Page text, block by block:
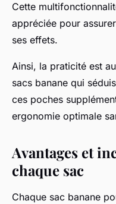
Cette
appréciée pour
ses effets.
Ainsi, la praticité est
sacs banane qui
ces poches
ergonomie optimale
Avantages et
chaque sac
Chaque sac banane